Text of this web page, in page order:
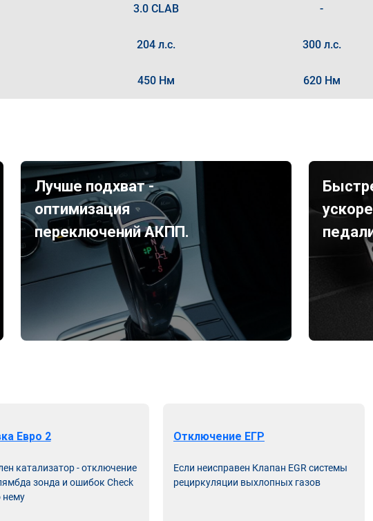
3.0 CLAB -
204 л.с. 300 л.с.
450 Нм 620 Нм
Лучше подхват -
оптимизация
переключений АКПП.
Евро 2
катализатор - отключение
зонда и ошибок Check
нему
Отключение ЕГР
Если неисправен Клапан EGR системы
рециркуляции выхлопных газов